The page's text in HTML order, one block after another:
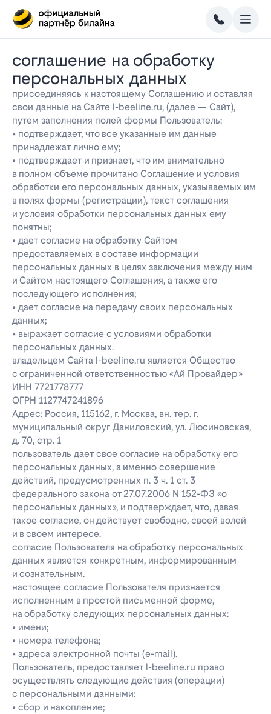
соглашение на обработку
персональных данных
присоединяясь к настоящему Соглашению и оставляя
свои данные на Сайте l-beeline.ru, (далее — Сайт),
путем заполнения полей формы Пользователь:
• подтверждает, что все указанные им данные
принадлежат лично ему;
• подтверждает и признает, что им внимательно
в полном объеме прочитано Соглашение и условия
обработки его персональных данных, указываемых им
в полях формы (регистрации), текст соглашения
и условия обработки персональных данных ему
понятны;
• дает согласие на обработку Сайтом
предоставляемых в составе информации
персональных данных в целях заключения между ним
и Сайтом настоящего Соглашения, а также его
последующего исполнения;
• дает согласие на передачу своих персональных
данных;
• выражает согласие с условиями обработки
персональных данных.
владельцем Сайта l-beeline.ru является Общество
с ограниченной ответственностью «Ай Провайдер»
ИНН 7721778777
ОГРН 1127747241896
Адрес: Россия, 115162, г. Москва, вн. тер. г.
муниципальный округ Даниловский, ул. Люсиновская,
д. 70, стр. 1
пользователь дает свое согласие на обработку его
персональных данных, а именно совершение
действий, предусмотренных п. 3 ч. 1 ст. 3
федерального закона от 27.07.2006 N 152-ФЗ «о
персональных данных», и подтверждает, что, давая
такое согласие, он действует свободно, своей волей
и в своем интересе.
согласие Пользователя на обработку персональных
данных является конкретным, информированным
и сознательным.
настоящее согласие Пользователя признается
исполненным в простой письменной форме,
на обработку следующих персональных данных:
• имени;
• номера телефона;
• адреса электронной почты (e-mail).
Пользователь, предоставляет l-beeline.ru право
осуществлять следующие действия (операции)
с персональными данными:
• сбор и накопление;